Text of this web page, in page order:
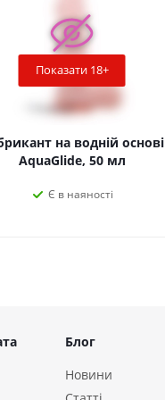
Показати 18+
на водній основі
AquaGlide, 50 мл
Є в наяності
Блог
Новини